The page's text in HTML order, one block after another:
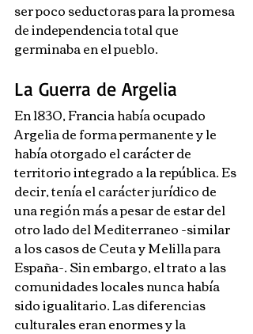
ser poco seductoras para la promesa
de independencia total que
germinaba en el pueblo.
La Guerra de Argelia
En 1830, Francia había ocupado
Argelia de forma permanente y le
había otorgado el carácter de
territorio integrado a la república. Es
decir, tenía el carácter jurídico de
una región más a pesar de estar del
otro lado del Mediterraneo -similar
a los casos de Ceuta y Melilla para
España-. Sin embargo, el trato a las
comunidades locales nunca había
sido igualitario. Las diferencias
culturales eran enormes y la